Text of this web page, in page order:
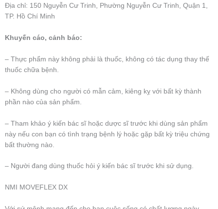
Địa chỉ: 150 Nguyễn Cư Trinh, Phường Nguyễn Cư Trinh, Quận 1,
TP. Hồ Chí Minh
Khuyến cáo, cảnh báo:
– Thực phẩm này không phải là thuốc, không có tác dụng thay thế
thuốc chữa bệnh.
– Không dùng cho người có mẫn cảm, kiêng kỵ với bất kỳ thành
phần nào của sản phẩm.
– Tham khảo ý kiến bác sĩ hoặc dược sĩ trước khi dùng sản phẩm
này nếu con bạn có tình trạng bệnh lý hoặc gặp bất kỳ triệu chứng
bất thường nào.
– Người đang dùng thuốc hỏi ý kiến bác sĩ trước khi sử dụng.
NMI MOVEFLEX DX